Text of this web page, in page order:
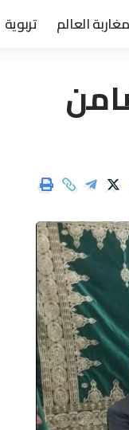
مغاربة العالم تربوية